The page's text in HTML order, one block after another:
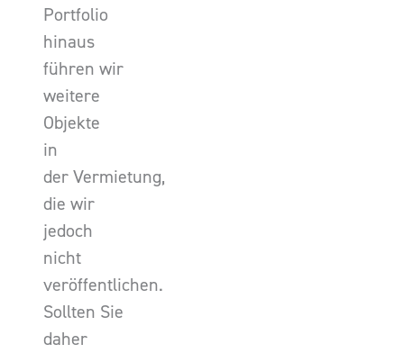
Portfolio
hinaus
führen wir
weitere
Objekte
in
der Vermietung,
die wir
jedoch
nicht
veröffentlichen.
Sollten Sie
daher